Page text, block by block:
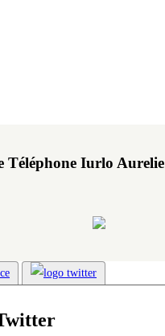
Téléphone Iurlo Aurelie